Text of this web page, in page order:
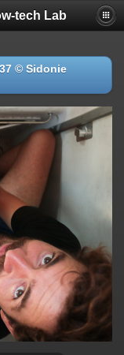
tech Lab
© Sidonie